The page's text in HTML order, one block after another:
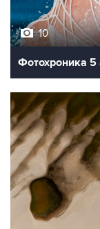
10
Фотохроника 5